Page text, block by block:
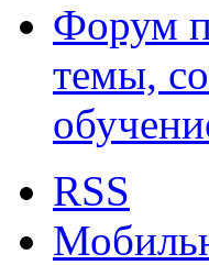
Форум
темы,
RSS